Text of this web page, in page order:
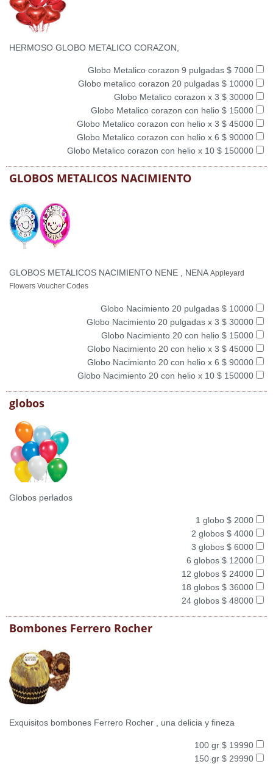
HERMOSO GLOBO METALICO CORAZON,
Globo Metalico corazon 9 pulgadas $ 7000
Globo metalico corazon 20 pulgadas $ 10000
Globo Metalico corazon x 3 $ 30000
Globo Metalico corazon con helio $ 15000
Globo Metalico corazon con helio x 3 $ 45000
Globo Metalico corazon con helio x 6 $ 90000
Globo Metalico corazon con helio x 10 $ 150000
GLOBOS METALICOS NACIMIENTO
GLOBOS METALICOS NACIMIENTO NENE , NENA Appleyard
Flowers Voucher Codes
Globo Nacimiento 20 pulgadas $ 10000
Globo Nacimiento 20 pulgadas x 3 $ 30000
Globo Nacimiento 20 con helio $ 15000
Globo Nacimiento 20 con helio x 3 $ 45000
Globo Nacimiento 20 con helio x 6 $ 90000
Globo Nacimiento 20 con helio x 10 $ 150000
globos
Globos perlados
1 globo $ 2000
2 globos $ 4000
3 globos $ 6000
6 globos $ 12000
12 globos $ 24000
18 globos $ 36000
24 globos $ 48000
Bombones Ferrero Rocher
Exquisitos bombones Ferrero Rocher , una delicia y fineza
100 gr $ 19990
150 gr $ 29990